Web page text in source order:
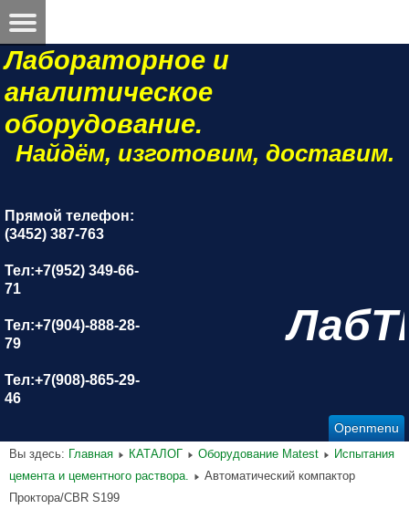
Лабораторное и
аналитическое
оборудование.
Найдём, изготовим, доставим.
Прямой телефон:
(3452) 387-763
Тел:+7(952) 349-66-
71
Тел:+7(904)-888-28-
79
Тел:+7(908)-865-29-
46
Openmenu
Вы здесь: Главная КАТАЛОГ Оборудование Matest
Испытания
цемента и цементного раствора.
Автоматический компактор
Проктора/CBR S199